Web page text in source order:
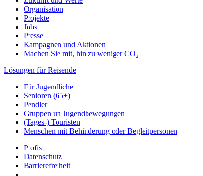
Organisation
Projekte
Jobs
Presse
Kampagnen und Aktionen
Machen Sie mit, hin zu weniger CO₂
Lösungen für Reisende
Für Jugendliche
Senioren (65+)
Pendler
Gruppen un Jugendbewegungen
(Tages-) Touristen
Menschen mit Behinderung oder Begleitpersonen
Profis
Datenschutz
Barrierefreiheit